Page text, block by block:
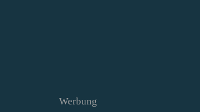
Werbung